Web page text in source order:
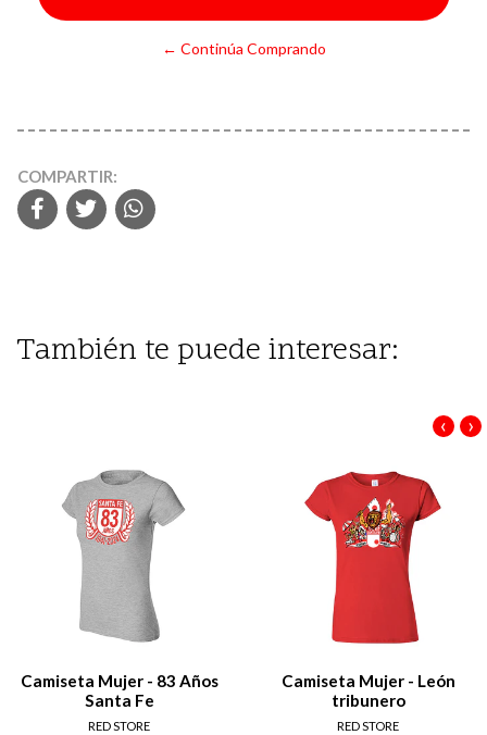
← Continúa Comprando
COMPARTIR:
También te puede interesar:
Camiseta Mujer - 83 Años
Santa Fe
RED STORE
Camiseta Mujer - León
tribunero
RED STORE
‹ ›